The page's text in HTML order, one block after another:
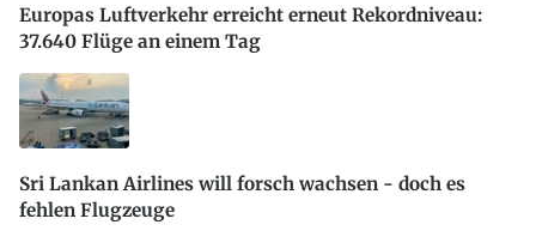
Europas Luftverkehr erreicht erneut Rekordniveau:
37.640 Flüge an einem Tag
Sri Lankan Airlines will forsch wachsen - doch es
fehlen Flugzeuge